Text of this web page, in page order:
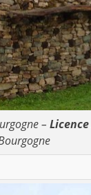
–Licence